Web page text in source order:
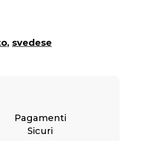
, svedese
Pagamenti
Sicuri